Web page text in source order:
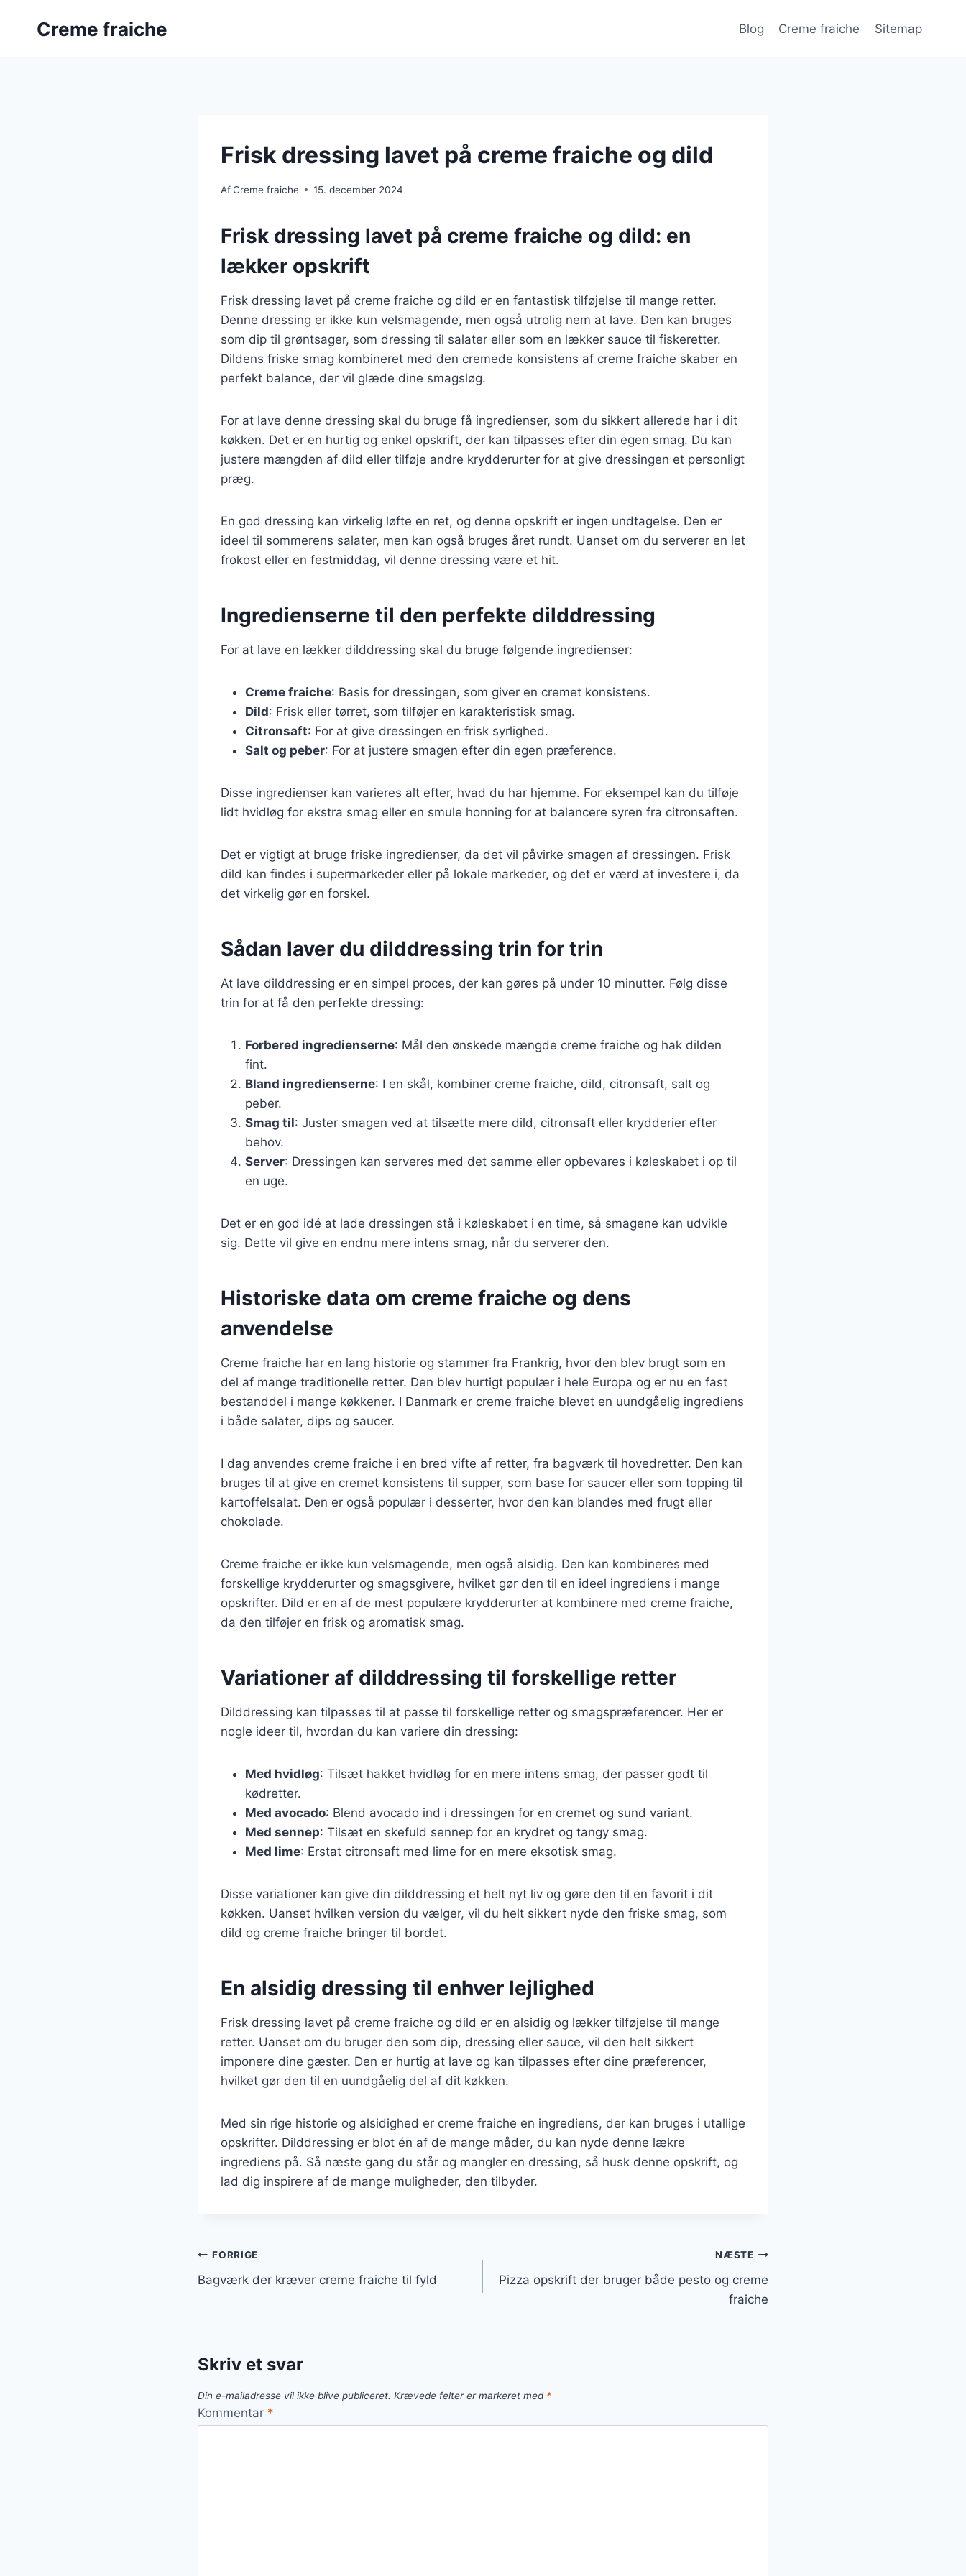
Creme fraiche Blog Creme fraiche Sitemap
Frisk dressing lavet på creme fraiche og dild
AfCreme fraiche 15. december 2024
Frisk dressing lavet på creme fraiche og dild: en
lækker opskrift
Frisk dressing lavet på creme fraiche og dild er en fantastisk tilføjelse til mange retter.
Denne dressing er ikke kun velsmagende, men også utrolig nem at lave. Den kan bruges
som dip til grøntsager, som dressing til salater eller som en lækker sauce til fiskeretter.
Dildens friske smag kombineret med den cremede konsistens af creme fraiche skaber en
perfekt balance, der vil glæde dine smagsløg.
For at lave denne dressing skal du bruge få ingredienser, som du sikkert allerede har i dit
køkken. Det er en hurtig og enkel opskrift, der kan tilpasses efter din egen smag. Du kan
justere mængden af dild eller tilføje andre krydderurter for at give dressingen et personligt
præg.
En god dressing kan virkelig løfte en ret, og denne opskrift er ingen undtagelse. Den er
ideel til sommerens salater, men kan også bruges året rundt. Uanset om du serverer en let
frokost eller en festmiddag, vil denne dressing være et hit.
Ingredienserne til den perfekte dilddressing
For at lave en lækker dilddressing skal du bruge følgende ingredienser:
Creme fraiche: Basis for dressingen, som giver en cremet konsistens.
Dild: Frisk eller tørret, som tilføjer en karakteristisk smag.
Citronsaft: For at give dressingen en frisk syrlighed.
Salt og peber: For at justere smagen efter din egen præference.
Disse ingredienser kan varieres alt efter, hvad du har hjemme. For eksempel kan du tilføje
lidt hvidløg for ekstra smag eller en smule honning for at balancere syren fra citronsaften.
Det er vigtigt at bruge friske ingredienser, da det vil påvirke smagen af dressingen. Frisk
dild kan findes i supermarkeder eller på lokale markeder, og det er værd at investere i, da
det virkelig gør en forskel.
Sådan laver du dilddressing trin for trin
At lave dilddressing er en simpel proces, der kan gøres på under 10 minutter. Følg disse
trin for at få den perfekte dressing:
Forbered ingredienserne: Mål den ønskede mængde creme fraiche og hak dilden
fint.
Bland ingredienserne: I en skål, kombiner creme fraiche, dild, citronsaft, salt og
peber.
Smag til: Juster smagen ved at tilsætte mere dild, citronsaft eller krydderier efter
behov.
Server: Dressingen kan serveres med det samme eller opbevares i køleskabet i op til
en uge.
Det er en god idé at lade dressingen stå i køleskabet i en time, så smagene kan udvikle
sig. Dette vil give en endnu mere intens smag, når du serverer den.
Historiske data om creme fraiche og dens
anvendelse
Creme fraiche har en lang historie og stammer fra Frankrig, hvor den blev brugt som en
del af mange traditionelle retter. Den blev hurtigt populær i hele Europa og er nu en fast
bestanddel i mange køkkener. I Danmark er creme fraiche blevet en uundgåelig ingrediens
i både salater, dips og saucer.
I dag anvendes creme fraiche i en bred vifte af retter, fra bagværk til hovedretter. Den kan
bruges til at give en cremet konsistens til supper, som base for saucer eller som topping til
kartoffelsalat. Den er også populær i desserter, hvor den kan blandes med frugt eller
chokolade.
Creme fraiche er ikke kun velsmagende, men også alsidig. Den kan kombineres med
forskellige krydderurter og smagsgivere, hvilket gør den til en ideel ingrediens i mange
opskrifter. Dild er en af de mest populære krydderurter at kombinere med creme fraiche,
da den tilføjer en frisk og aromatisk smag.
Variationer af dilddressing til forskellige retter
Dilddressing kan tilpasses til at passe til forskellige retter og smagspræferencer. Her er
nogle ideer til, hvordan du kan variere din dressing:
Med hvidløg: Tilsæt hakket hvidløg for en mere intens smag, der passer godt til
kødretter.
Med avocado: Blend avocado ind i dressingen for en cremet og sund variant.
Med sennep: Tilsæt en skefuld sennep for en krydret og tangy smag.
Med lime: Erstat citronsaft med lime for en mere eksotisk smag.
Disse variationer kan give din dilddressing et helt nyt liv og gøre den til en favorit i dit
køkken. Uanset hvilken version du vælger, vil du helt sikkert nyde den friske smag, som
dild og creme fraiche bringer til bordet.
En alsidig dressing til enhver lejlighed
Frisk dressing lavet på creme fraiche og dild er en alsidig og lækker tilføjelse til mange
retter. Uanset om du bruger den som dip, dressing eller sauce, vil den helt sikkert
imponere dine gæster. Den er hurtig at lave og kan tilpasses efter dine præferencer,
hvilket gør den til en uundgåelig del af dit køkken.
Med sin rige historie og alsidighed er creme fraiche en ingrediens, der kan bruges i utallige
opskrifter. Dilddressing er blot én af de mange måder, du kan nyde denne lækre
ingrediens på. Så næste gang du står og mangler en dressing, så husk denne opskrift, og
lad dig inspirere af de mange muligheder, den tilbyder.
Indlægsnavigation
FORRIGE
Bagværk der kræver creme fraiche til fyld
NÆSTE
Pizza opskrift der bruger både pesto og creme
fraiche
Skriv et svar
Din e-mailadresse vil ikke blive publiceret. Krævede felter er markeret med *
Kommentar *